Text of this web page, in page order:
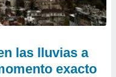
las lluvias a
exacto